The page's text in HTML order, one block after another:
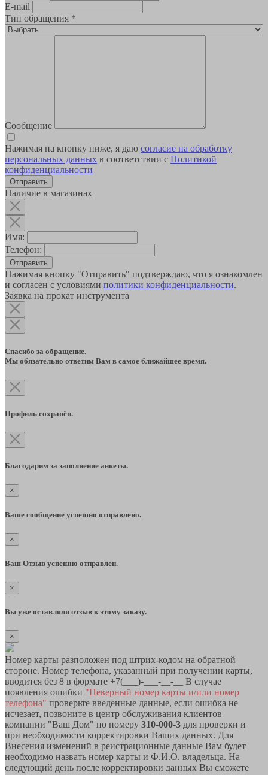
E-mail
Тип обращения *
Сообщение
Нажимая на кнопку ниже, я даю согласие на обработку
персональных данных в соответствии с Политикой
конфиденциальности
Наличие в магазинах
Имя:
Телефон:
Отправить
Нажимая кнопку "Отправить" подтверждаю, что я ознакомлен
и согласен с условиями политики конфиденциальности.
Заявка на прокат инструмента
Спасибо за обращение.
Мы обязательно ответим Вам в самое ближайшее время.
Профиль сохранён.
Благодарим за заполнение анкеты.
×
Ваше сообщение успешно отправлено.
×
Ваш Отзыв успешно отправлен.
×
Вы уже оставляли отзыв к этому заказу.
×
Номер карты разположен под штрих-кодом на обратной
стороне. Номер телефона, указанный при получении карты,
вводится без 8 в формате +7(___)-___-__-__ В случае
появления ошибки "Неверный номер карты и/или номер
телефона" проверьте введенные данные, если ошибка не
исчезает, позвоните в центр обслуживания клиентов
компании "Ваш Дом" по номеру 310-000-3 для проверки и
при необходимости корректировки Ваших данных. Для
Внесения изменений в реистрационные данные Вам будет
необходимо назвать номер карты и Ф.И.О. владельца. На
следующий день после корректировки данных Вы сможете